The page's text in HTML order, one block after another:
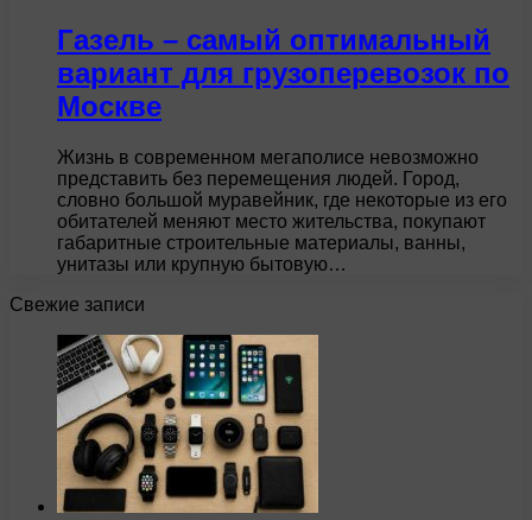
Газель – самый оптимальный
вариант для грузоперевозок по
Москве
Жизнь в современном мегаполисе невозможно
представить без перемещения людей. Город,
словно большой муравейник, где некоторые из его
обитателей меняют место жительства, покупают
габаритные строительные материалы, ванны,
унитазы или крупную бытовую…
Свежие записи